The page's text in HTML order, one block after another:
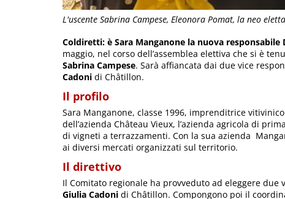
L'uscente Sabrina Campese, Eleonora Pomat, la neo
Coldiretti: è Sara Manganone la nuova responsabile
maggio, nel corso dell’assemblea elettiva che si è
Sabrina Campese. Sarà affiancata dai due vice
Cadoni di Châtillon.
Il profilo
Sara Manganone, classe 1996, imprenditrice
dell’azienda Château Vieux, l’azienda agricola di
di vigneti a terrazzamenti. Con la sua azienda
ai diversi mercati organizzati sul territorio.
Il direttivo
Il Comitato regionale ha provveduto ad eleggere due
Giulia Cadoni di Châtillon. Compongono poi il